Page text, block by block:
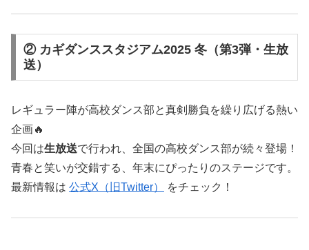
② カギダンススタジアム2025 冬（第3弾・生放
送）
レギュラー陣が高校ダンス部と真剣勝負を繰り広げる熱い
企画🔥
今回は生放送で行われ、全国の高校ダンス部が続々登場！
青春と笑いが交錯する、年末にぴったりのステージです。
最新情報は 公式X（旧Twitter） をチェック！